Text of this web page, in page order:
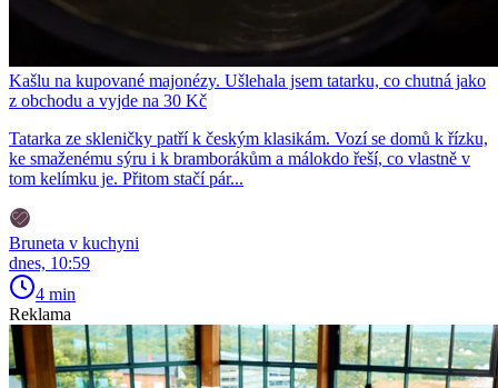
Kašlu na kupované majonézy. Ušlehala jsem tatarku, co chutná jako
z obchodu a vyjde na 30 Kč
Tatarka ze skleničky patří k českým klasikám. Vozí se domů k řízku,
ke smaženému sýru i k bramborákům a málokdo řeší, co vlastně v
tom kelímku je. Přitom stačí pár...
Bruneta v kuchyni
dnes, 10:59
4 min
Reklama